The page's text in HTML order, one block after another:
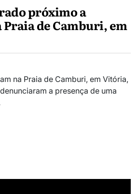
próximo a
de Camburi, em
na Praia de Camburi, em Vitória,
a presença de uma